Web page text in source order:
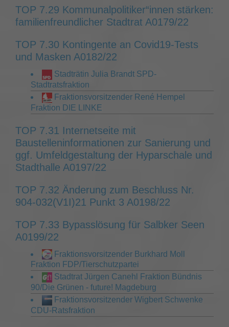
TOP 7.29 Kommunalpolitiker“innen stärken:
familienfreundlicher Stadtrat A0179/22
TOP 7.30 Kontingente an Covid19-Tests
und Masken A0182/22
Stadträtin Julia Brandt SPD-
Stadtratsfraktion
Fraktionsvorsitzender René Hempel
Fraktion DIE LINKE
TOP 7.31 Internetseite mit
Baustelleninformationen zur Sanierung und
ggf. Umfeldgestaltung der Hyparschale und
Stadthalle A0197/22
TOP 7.32 Änderung zum Beschluss Nr.
904-032(V1I)21 Punkt 3 A0198/22
TOP 7.33 Bypasslösung für Salbker Seen
A0199/22
Fraktionsvorsitzender Burkhard Moll
Fraktion FDP/Tierschutzpartei
Stadtrat Jürgen Canehl Fraktion Bündnis
90/Die Grünen - future! Magdeburg
Fraktionsvorsitzender Wigbert Schwenke
CDU-Ratsfraktion